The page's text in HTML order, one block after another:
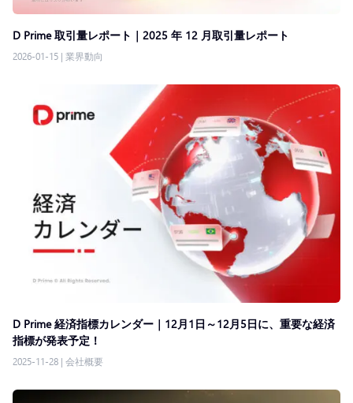
D Prime 取引量レポート｜2025 年 12 月取引量レポート
2026-01-15 | 業界動向
D Prime 経済指標カレンダー｜12月1日～12月5日に、重要な経済
指標が発表予定！
2025-11-28 | 会社概要